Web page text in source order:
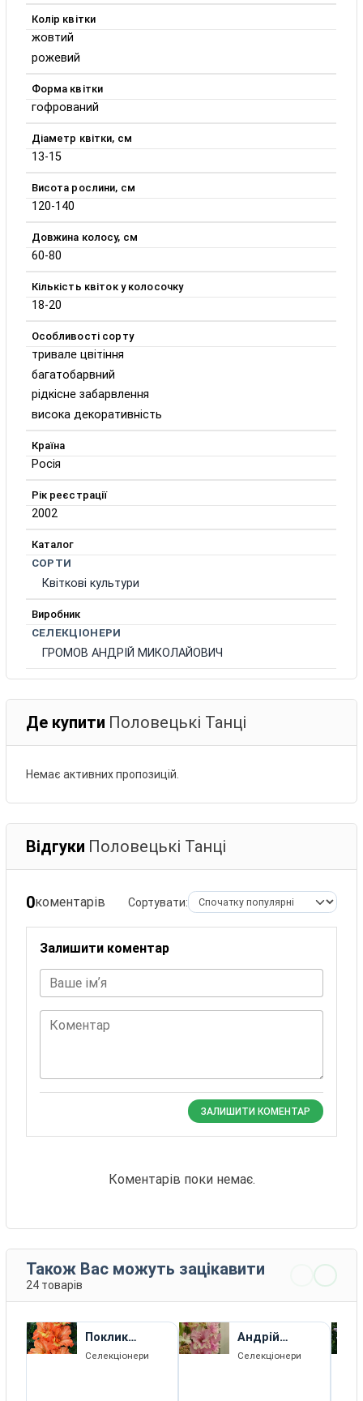
Колір квітки
жовтий
рожевий
Форма квітки
гофрований
Діаметр квітки, см
13-15
Висота рослини, см
120-140
Довжина колосу, см
60-80
Кількість квіток у колосочку
18-20
Особливості сорту
тривале цвітіння
багатобарвний
рідкісне забарвлення
висока декоративність
Країна
Росія
Рік реєстрації
2002
Каталог
СОРТИ
Квіткові культури
Виробник
СЕЛЕКЦІОНЕРИ
ГРОМОВ АНДРІЙ МИКОЛАЙОВИЧ
Де купити Половецькі Танці
Немає активних пропозицій.
Відгуки Половецькі Танці
0коментарів Сортувати:
Залишити коментар
Ваше імʼя
Коментар
ЗАЛИШИТИ КОМЕНТАР
Коментарів поки немає.
Також Вас можуть зацікавити
24 товарів
Поклик
Водолія
Селекціонери
Андрій
Сахаров
Селекціонери